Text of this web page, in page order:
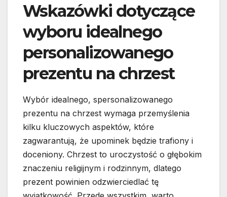
Wskazówki dotyczące
wyboru idealnego
personalizowanego
prezentu na chrzest
Wybór idealnego, spersonalizowanego
prezentu na chrzest wymaga przemyślenia
kilku kluczowych aspektów, które
zagwarantują, że upominek będzie trafiony i
doceniony. Chrzest to uroczystość o głębokim
znaczeniu religijnym i rodzinnym, dlatego
prezent powinien odzwierciedlać tę